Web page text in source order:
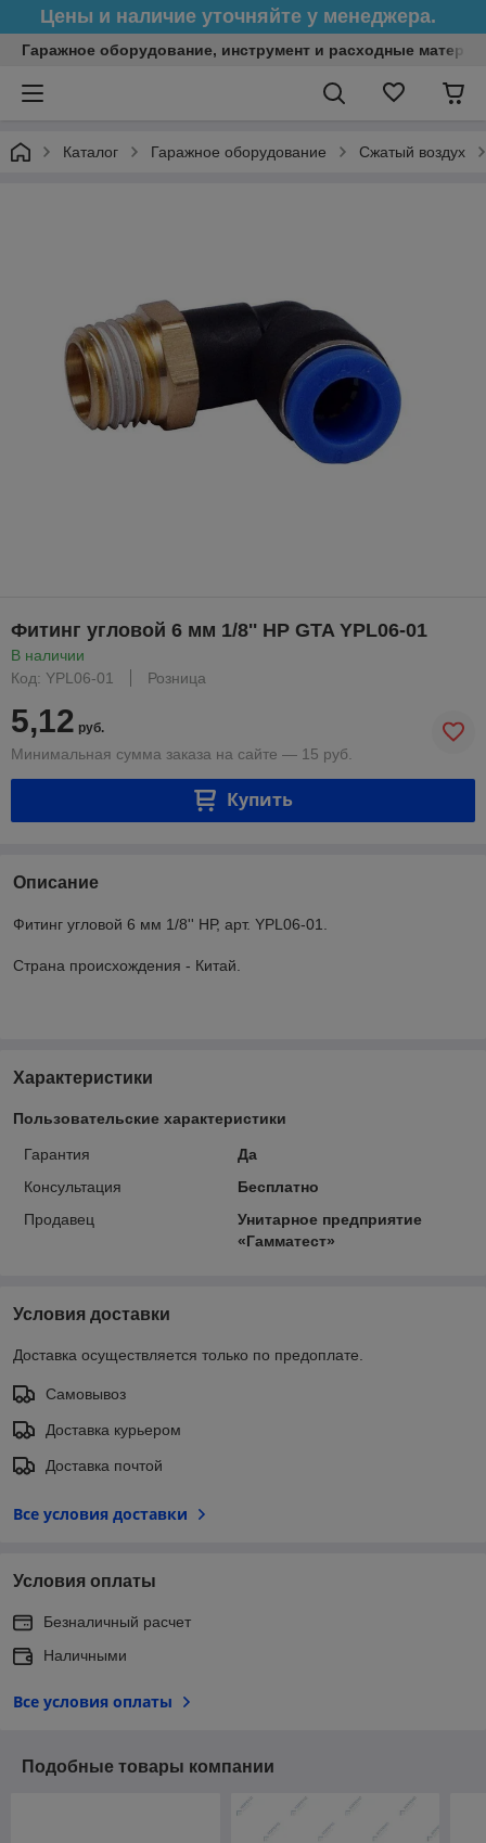
Цены и наличие уточняйте у менеджера.
Гаражное оборудование, инструмент и расходные
Каталог Гаражное оборудование Сжатый воздух
Фитинг угловой 6 мм 1/8'' НР GTA YPL06-01
В наличии
Код: YPL06-01
Розница
5,12 руб.
Минимальная сумма заказа на сайте — 15 руб.
Купить
Описание
Фитинг угловой 6 мм 1/8'' НР, арт. YPL06-01.
Страна происхождения - Китай.
Характеристики
Пользовательские характеристики
Гарантия
Да
Консультация
Бесплатно
Продавец
Унитарное предприятие
«Гамматест»
Условия доставки
Доставка осуществляется только по предоплате.
Самовывоз
Доставка курьером
Доставка почтой
Все условия доставки
Условия оплаты
Безналичный расчет
Наличными
Все условия оплаты
Подобные товары компании